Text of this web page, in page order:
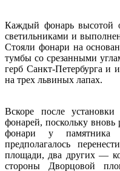
Каждый фонарь высотой
светильниками и
Стояли фонари на
тумбы со срезанными
герб Санкт-Петербурга и
на трех львиных лапах.
Вскоре после
фонарей, поскольку вновь
фонари у памятника
предполагалось
площади, два других —
стороны Дворцовой